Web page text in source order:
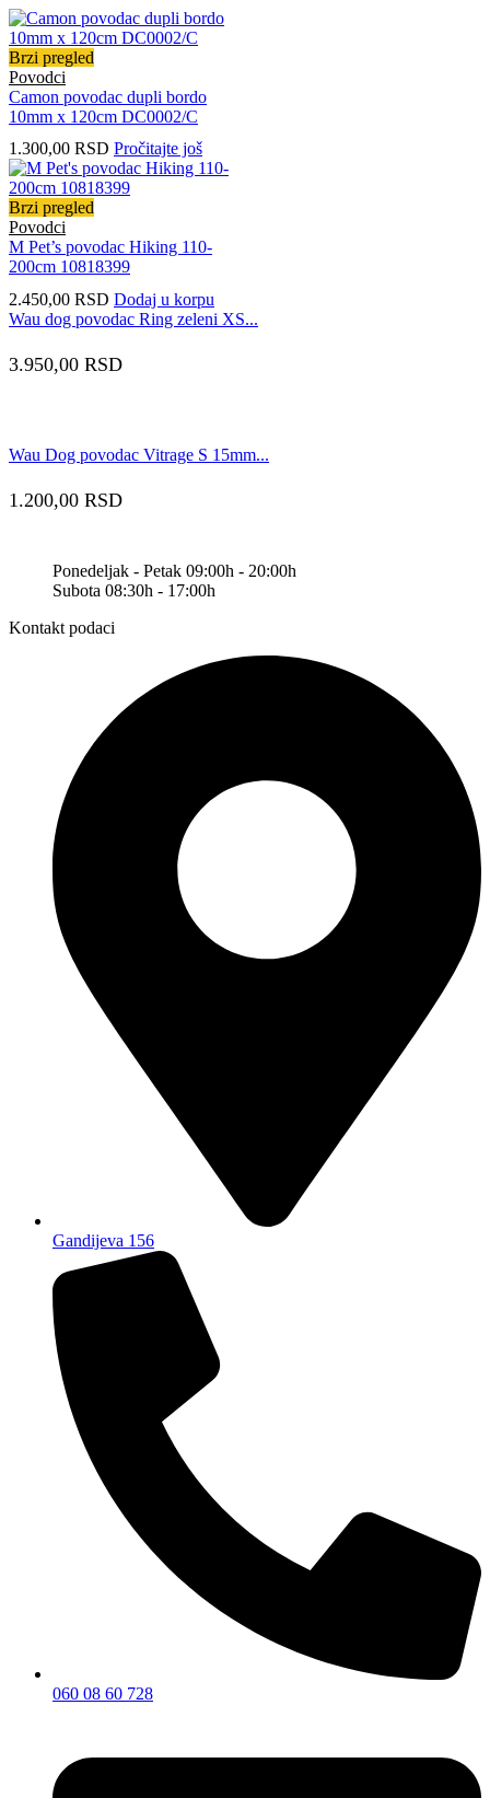
Brzi pregled
Povodci
Camon povodac dupli bordo
10mm x 120cm DC0002/C
1.300,00 RSD Pročitajte još
Brzi pregled
Povodci
M Pet’s povodac Hiking 110-
200cm 10818399
2.450,00 RSD Dodaj u korpu
Wau dog povodac Ring zeleni XS...
3.950,00 RSD
Wau Dog povodac Vitrage S 15mm...
1.200,00 RSD
Ponedeljak - Petak 09:00h - 20:00h
Subota 08:30h - 17:00h
Kontakt podaci
Gandijeva 156
060 08 60 728